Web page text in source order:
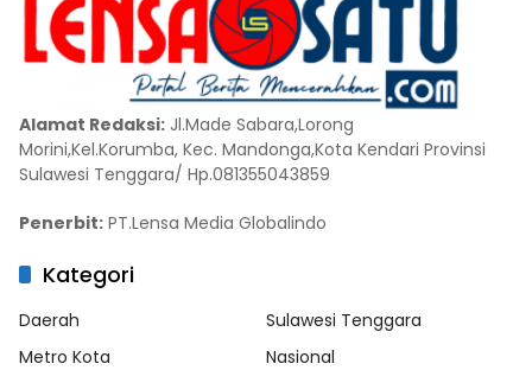
Alamat Redaksi: Jl.Made Sabara,Lorong
Morini,Kel.Korumba, Kec. Mandonga,Kota Kendari Provinsi
Sulawesi Tenggara/ Hp.081355043859
Penerbit: PT.Lensa Media Globalindo
Kategori
Daerah
Sulawesi Tenggara
Metro Kota
Nasional